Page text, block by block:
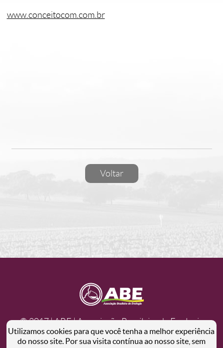
www.conceitocom.com.br
Voltar
© 2017 | ABE | Associação Brasileira de Enologia
enologia@enologia.org.br - +55 54 3452.6289
Utilizamos cookies para que você tenha a melhor experiência
do nosso site. Por sua visita contínua ao nosso site, sem